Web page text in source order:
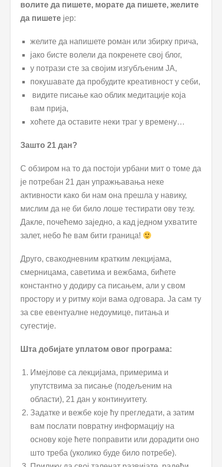
волите да пишете, морате да пишете, желите
да пишете јер:
желите да напишете роман или збирку прича,
јако бисте волели да покренете свој блог,
у потрази сте за својим изгубљеним ЈА,
покушавате да пробудите креативност у себи,
видите писање као облик медитације која
вам прија,
хоћете да оставите неки траг у времену…
Зашто 21 дан?
С обзиром на то да постоји урбани мит о томе да
је потребан 21 дан упражњавања неке
активности како би нам она прешла у навику,
мислим да не би било лоше тестирати ову тезу.
Дакле, почећемо заједно, а кад једном ухватите
залет, небо ће вам бити граница!
Друго, свакодневним кратким лекцијама,
смерницама, саветима и вежбама, бићете
константно у додиру са писањем, али у свом
простору и у ритму који вама одговара. Ја сам ту
за све евентуалне недоумице, питања и
сугестије.
Шта добијате уплатом овог програма:
Имејлове са лекцијама, примерима и
упутствима за писање (подељеним на
области), 21 дан у континуитету.
Задатке и вежбе које ћу прегледати, а затим
вам послати повратну информацију на
основу које ћете поправити или дорадити оно
што треба (уколико буде било потребе).